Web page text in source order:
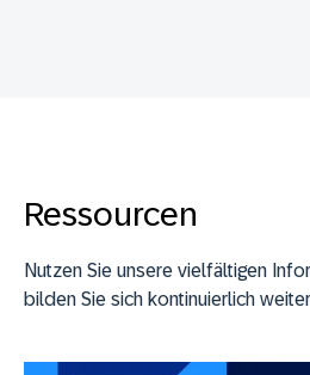
Ressourcen
Nutzen Sie unsere vielfältigen
bilden Sie sich kontinuierlich weiter